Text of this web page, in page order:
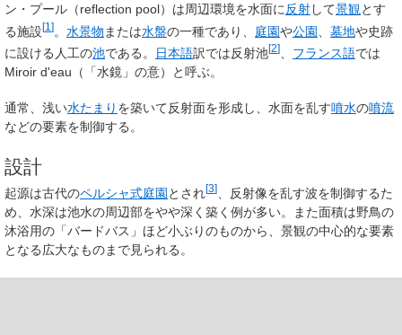
ン・プール （reflection pool）は周辺環境を水面に 反射して景観 とす
る施設[1 ]。 水景物 または水盤の一種であり、 庭園や公園 墓地や史跡
に設ける人工の池である。 日本語訳では反射池[2] フランス語では
Miroir d'eau （「水鏡」の意）と呼ぶ。
通常、浅い水たまり を築いて反射面を形成し、水面を乱す噴水の噴流
などの要素を制御する。
設計
起源は古代のペルシャ式庭園 とされ[3]
、反射像を乱す波を制御するた
め、水深は池水の周辺部をやや深く築く例が多い。また面積は野鳥の
沐浴用の「バードバス」ほど小ぶりのものから、景観の中心的な要素
となる広大なものまで見られる。